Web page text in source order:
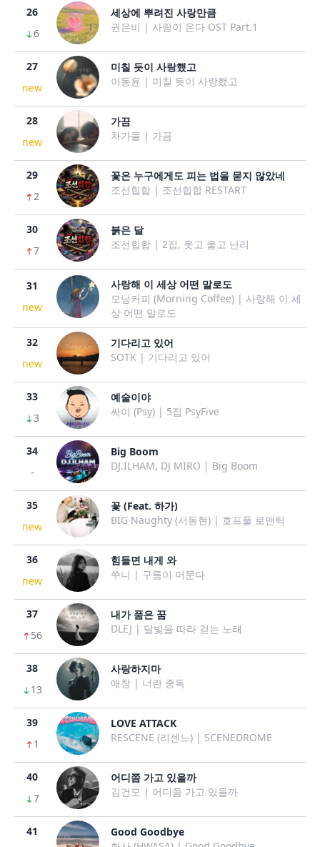
26
6
세상에 뿌려진 사랑만큼
권은비 | 사랑이 온다 OST Part.1
27
new
미칠 듯이 사랑했고
이동윤 | 미칠 듯이 사랑했고
28
new
가끔
차가을 | 가끔
29
2
꽃은 누구에게도 피는 법을 묻지 않았네
조선힙합 | 조선힙합 RESTART
30
7
붉은 달
조선힙합 | 2집, 웃고 울고 난리
31
new
사랑해 이 세상 어떤 말로도
모닝커피 (Morning Coffee) | 사랑해 이 세
상 어떤 말로도
32
new
기다리고 있어
SOTK | 기다리고 있어
33
3
예술이야
싸이 (Psy) | 5집 PsyFive
34
-
Big Boom
DJ.ILHAM, DJ MIRO | Big Boom
35
new
꽃 (Feat. 하가)
BIG Naughty (서동현) | 호프풀 로맨틱
36
new
힘들면 내게 와
쑤니 | 구름이 머문다
37
56
내가 품은 꿈
DLEJ | 달빛을 따라 걷는 노래
38
13
사랑하지마
애창 | 너란 중독
39
1
LOVE ATTACK
RESCENE (리센느) | SCENEDROME
40
7
어디쯤 가고 있을까
김건모 | 어디쯤 가고 있을까
41
Good Goodbye